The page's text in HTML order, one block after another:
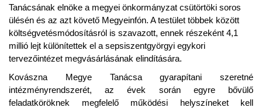
Tanácsának elnöke a megyei önkormányzat csütörtöki soros
ülésén és az azt követő Megyeinfón. A testület többek között
költségvetésmódosításról is szavazott, ennek részeként 4,1
millió lejt különítettek el a sepsiszentgyörgyi egykori
tervezőintézet megvásárlásának elindítására.
Kovászna Megye Tanácsa gyarapítani szeretné
intézményrendszerét, az évek során egyre bővülő
feladatköröknek megfelelő működési helyszíneket kell